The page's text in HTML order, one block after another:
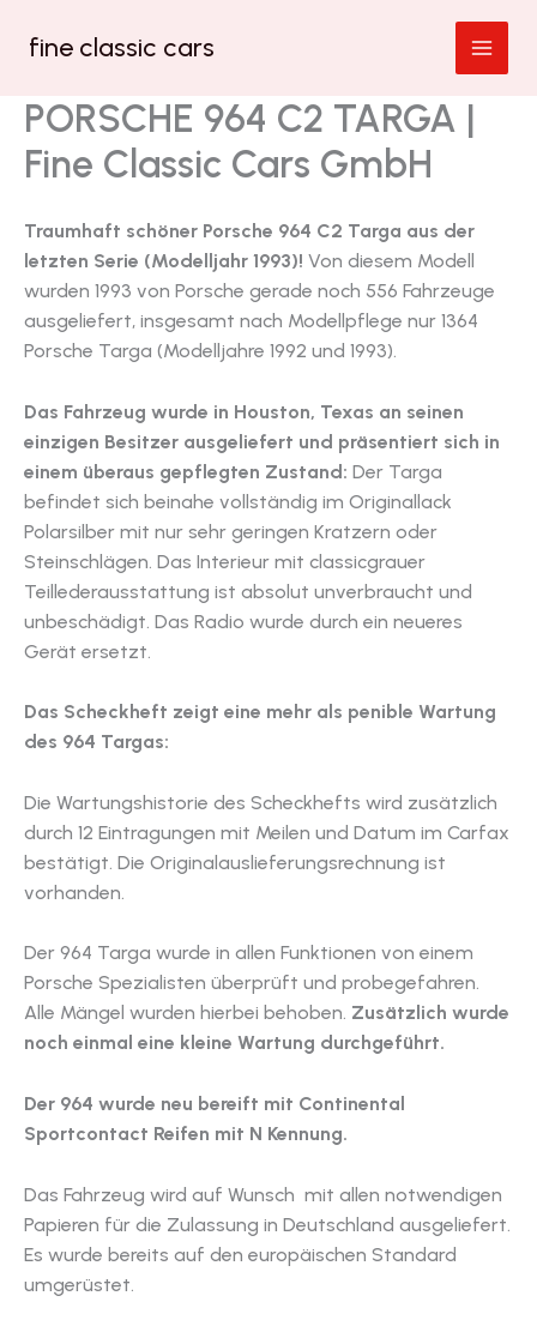
Inhaltfine classic cars
PORSCHE 964 C2 TARGA |
Fine Classic Cars GmbH
Traumhaft schöner Porsche 964 C2 Targa aus der
letzten Serie (Modelljahr 1993)! Von diesem Modell
wurden 1993 von Porsche gerade noch 556 Fahrzeuge
ausgeliefert, insgesamt nach Modellpflege nur 1364
Porsche Targa (Modelljahre 1992 und 1993).
Das Fahrzeug wurde in Houston, Texas an seinen
einzigen Besitzer ausgeliefert und präsentiert sich in
einem überaus gepflegten Zustand: Der Targa
befindet sich beinahe vollständig im Originallack
Polarsilber mit nur sehr geringen Kratzern oder
Steinschlägen. Das Interieur mit classicgrauer
Teillederausstattung ist absolut unverbraucht und
unbeschädigt. Das Radio wurde durch ein neueres
Gerät ersetzt.
Das Scheckheft zeigt eine mehr als penible Wartung
des 964 Targas:
Die Wartungshistorie des Scheckhefts wird zusätzlich
durch 12 Eintragungen mit Meilen und Datum im Carfax
bestätigt. Die Originalauslieferungsrechnung ist
vorhanden.
Der 964 Targa wurde in allen Funktionen von einem
Porsche Spezialisten überprüft und probegefahren.
Alle Mängel wurden hierbei behoben. Zusätzlich wurde
noch einmal eine kleine Wartung durchgeführt.
Der 964 wurde neu bereift mit Continental
Sportcontact Reifen mit N Kennung.
Das Fahrzeug wird auf Wunsch mit allen notwendigen
Papieren für die Zulassung in Deutschland ausgeliefert.
Es wurde bereits auf den europäischen Standard
umgerüstet.